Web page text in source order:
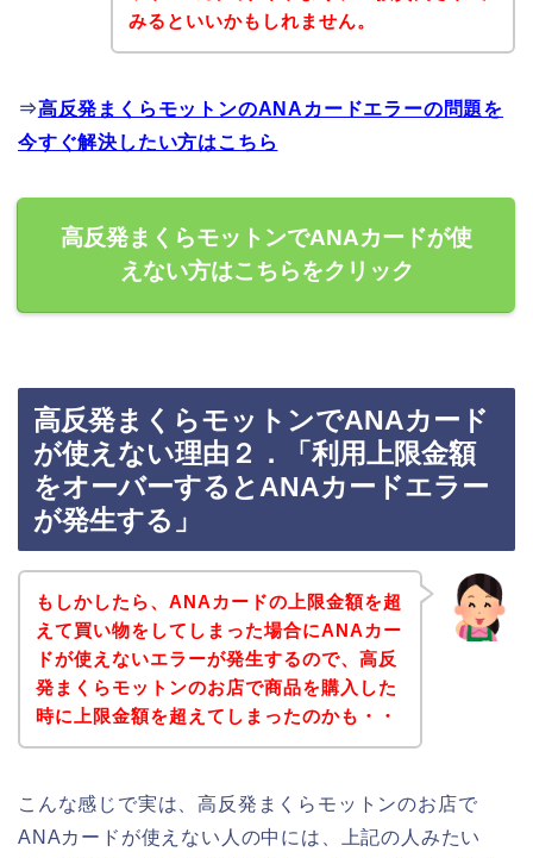
みるといいかもしれません。
⇒高反発まくらモットンのANAカードエラーの問題を
今すぐ解決したい方はこちら
高反発まくらモットンでANAカードが使
えない方はこちらをクリック
高反発まくらモットンでANAカード
が使えない理由２．「利用上限金額
をオーバーするとANAカードエラー
が発生する」
もしかしたら、ANAカードの上限金額を超
えて買い物をしてしまった場合にANAカー
ドが使えないエラーが発生するので、高反
発まくらモットンのお店で商品を購入した
時に上限金額を超えてしまったのかも・・
こんな感じで実は、高反発まくらモットンのお店で
ANAカードが使えない人の中には、上記の人みたい